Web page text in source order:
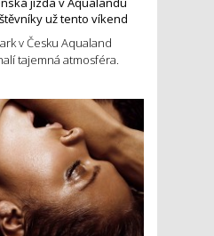
už tento víkend
v Česku Aqualand
tajemná atmosféra.